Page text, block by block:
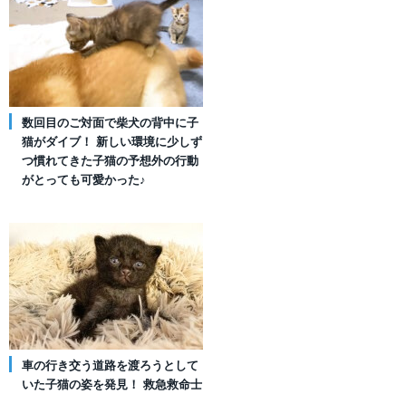
数回目のご対面で柴犬の背中に子
猫がダイブ！ 新しい環境に少しず
つ慣れてきた子猫の予想外の行動
がとっても可愛かった♪
車の行き交う道路を渡ろうとして
いた子猫の姿を発見！ 救急救命士